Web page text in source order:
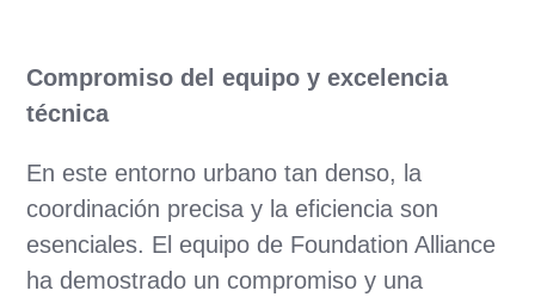
Compromiso del equipo y excelencia
técnica
En este entorno urbano tan denso, la
coordinación precisa y la eficiencia son
esenciales. El equipo de Foundation Alliance
ha demostrado un compromiso y una